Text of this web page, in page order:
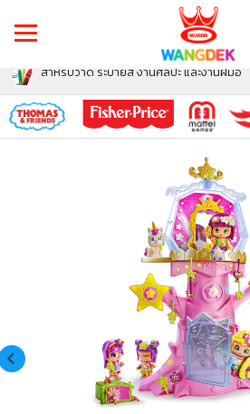
สำหรับวาด ระบายสี งานศิลปะ และงานฝีมือ